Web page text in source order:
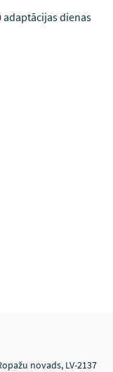
adaptācijas dienas
novads, LV-2137